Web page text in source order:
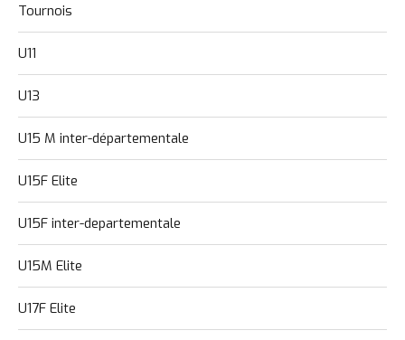
Tournois
U11
U13
U15 M inter-départementale
U15F Elite
U15F inter-departementale
U15M Elite
U17F Elite